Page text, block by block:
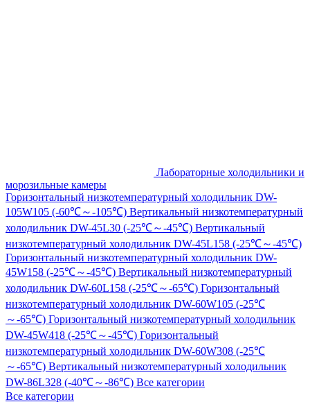
Лабораторные холодильники и
морозильные камеры
Горизонтальный низкотемпературный холодильник DW-
105W105 (-60℃～-105℃) Вертикальный низкотемпературный
холодильник DW-45L30 (-25℃～-45℃) Вертикальный
низкотемпературный холодильник DW-45L158 (-25℃～-45℃)
Горизонтальный низкотемпературный холодильник DW-
45W158 (-25℃～-45℃) Вертикальный низкотемпературный
холодильник DW-60L158 (-25℃～-65℃) Горизонтальный
низкотемпературный холодильник DW-60W105 (-25℃
～-65℃) Горизонтальный низкотемпературный холодильник
DW-45W418 (-25℃～-45℃) Горизонтальный
низкотемпературный холодильник DW-60W308 (-25℃
～-65℃) Вертикальный низкотемпературный холодильник
DW-86L328 (-40℃～-86℃) Все категории
Все категории